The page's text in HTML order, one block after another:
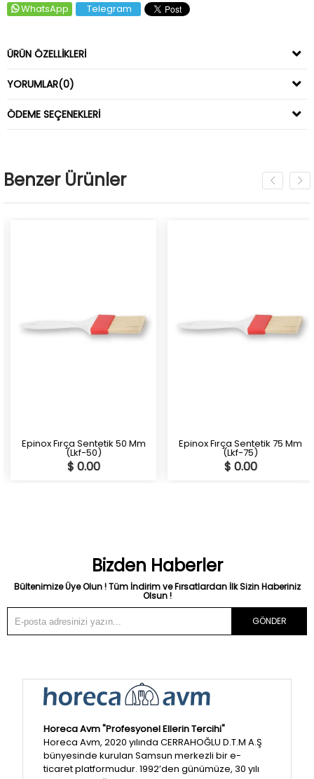
WhatsApp Telegram
ÜRÜN ÖZELLIKLERI
YORUMLAR(0)
ÖDEME SEÇENEKLERI
Benzer Ürünler
Epinox Fırça Sentetik 50 Mm
(Lkf-50)
$ 0.00
Epinox Fırça Sentetik 75 Mm
(Lkf-75)
$ 0.00
Bizden Haberler
Bültenimize Üye Olun ! Tüm İndirim ve Fırsatlardan İlk Sizin Haberiniz
Olsun !
GÖNDER
Horeca Avm "Profesyonel Ellerin Tercihi"
Horeca Avm, 2020 yılında CERRAHOĞLU D.T.M A.Ş
bünyesinde kurulan Samsun merkezli bir e-
ticaret platformudur. 1992’den günümüze, 30 yılı